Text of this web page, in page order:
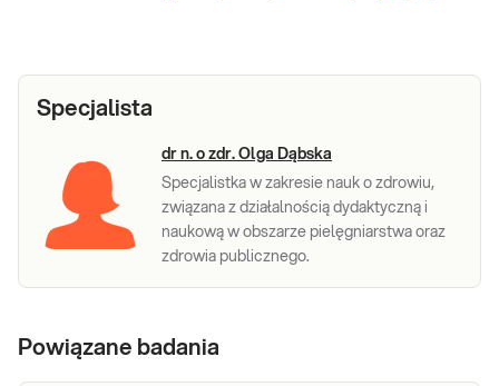
Specjalista
dr n. o zdr. Olga Dąbska
Specjalistka w zakresie nauk o zdrowiu,
związana z działalnością dydaktyczną i
naukową w obszarze pielęgniarstwa oraz
zdrowia publicznego.
Powiązane badania